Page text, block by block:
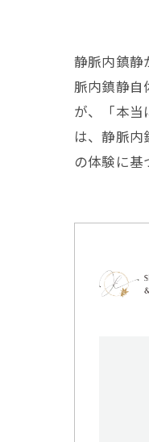
静脈内鎮静
脈内鎮静自
が、「本当
は、静脈
の体験に基